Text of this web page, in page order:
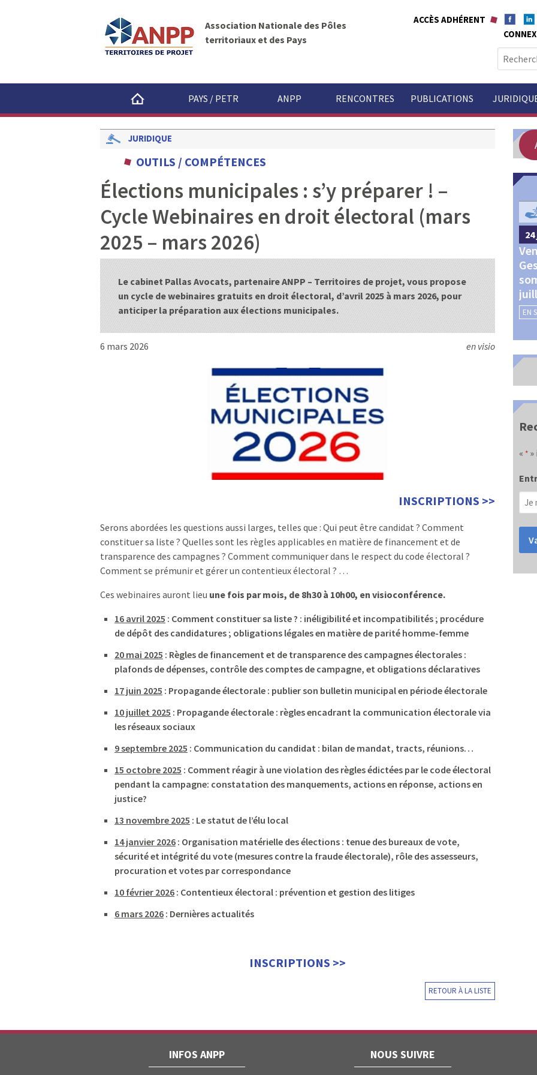
A
N
P
P
Association Nationale des Pôles
territoriaux et des Pays
ACCÈS ADHÉRENT
e
c
h
e
PAYS / PETR ANPP RENCONTRES PUBLICATIONS
JURIDIQUE
OUTILS / COMPÉTENCES
Élections municipales : s’y préparer ! –
Cycle Webinaires en droit électoral (mars
2025 – mars 2026)
Le cabinet Pallas Avocats, partenaire ANPP – Territoires de projet, vous propose
un cycle de webinaires gratuits en droit électoral, d’avril 2025 à mars 2026, pour
anticiper la préparation aux élections municipales.
6 mars 2026 en visio
INSCRIPTIONS >>
Serons abordées les questions aussi larges, telles que : Qui peut être candidat ? Comment
constituer sa liste ? Quelles sont les règles applicables en matière de financement et de
transparence des campagnes ? Comment communiquer dans le respect du code électoral ?
Comment se prémunir et gérer un contentieux électoral ? …
Ces webinaires auront lieu une fois par mois, de 8h30 à 10h00, en visioconférence.
16 avril 2025 : Comment constituer sa liste ? : inéligibilité et incompatibilités ; procédure
de dépôt des candidatures ; obligations légales en matière de parité homme-femme
20 mai 2025 : Règles de financement et de transparence des campagnes électorales :
plafonds de dépenses, contrôle des comptes de campagne, et obligations déclaratives
17 juin 2025 : Propagande électorale : publier son bulletin municipal en période électorale
10 juillet 2025 : Propagande électorale : règles encadrant la communication électorale via
les réseaux sociaux
9 septembre 2025 : Communication du candidat : bilan de mandat, tracts, réunions…
15 octobre 2025 : Comment réagir à une violation des règles édictées par le code électoral
pendant la campagne: constatation des manquements, actions en réponse, actions en
justice?
13 novembre 2025 : Le statut de l’élu local
14 janvier 2026 : Organisation matérielle des élections : tenue des bureaux de vote,
sécurité et intégrité du vote (mesures contre la fraude électorale), rôle des assesseurs,
procuration et votes par correspondance
10 février 2026 : Contentieux électoral : prévention et gestion des litiges
6 mars 2026 : Dernières actualités
INSCRIPTIONS >>
RETOUR À LA LISTE
GOUVERNANCE
Châteauroux (24 et 25
septembre 2026)
EN
« *»
INFOS ANPP NOUS SUIVRE